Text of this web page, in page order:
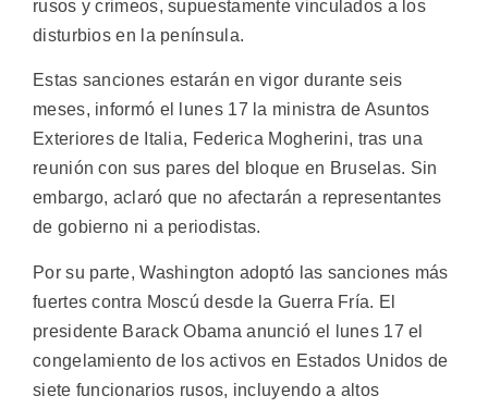
rusos y crimeos, supuestamente vinculados a los
disturbios en la península.
Estas sanciones estarán en vigor durante seis
meses, informó el lunes 17 la ministra de Asuntos
Exteriores de Italia, Federica Mogherini, tras una
reunión con sus pares del bloque en Bruselas. Sin
embargo, aclaró que no afectarán a representantes
de gobierno ni a periodistas.
Por su parte, Washington adoptó las sanciones más
fuertes contra Moscú desde la Guerra Fría. El
presidente Barack Obama anunció el lunes 17 el
congelamiento de los activos en Estados Unidos de
siete funcionarios rusos, incluyendo a altos